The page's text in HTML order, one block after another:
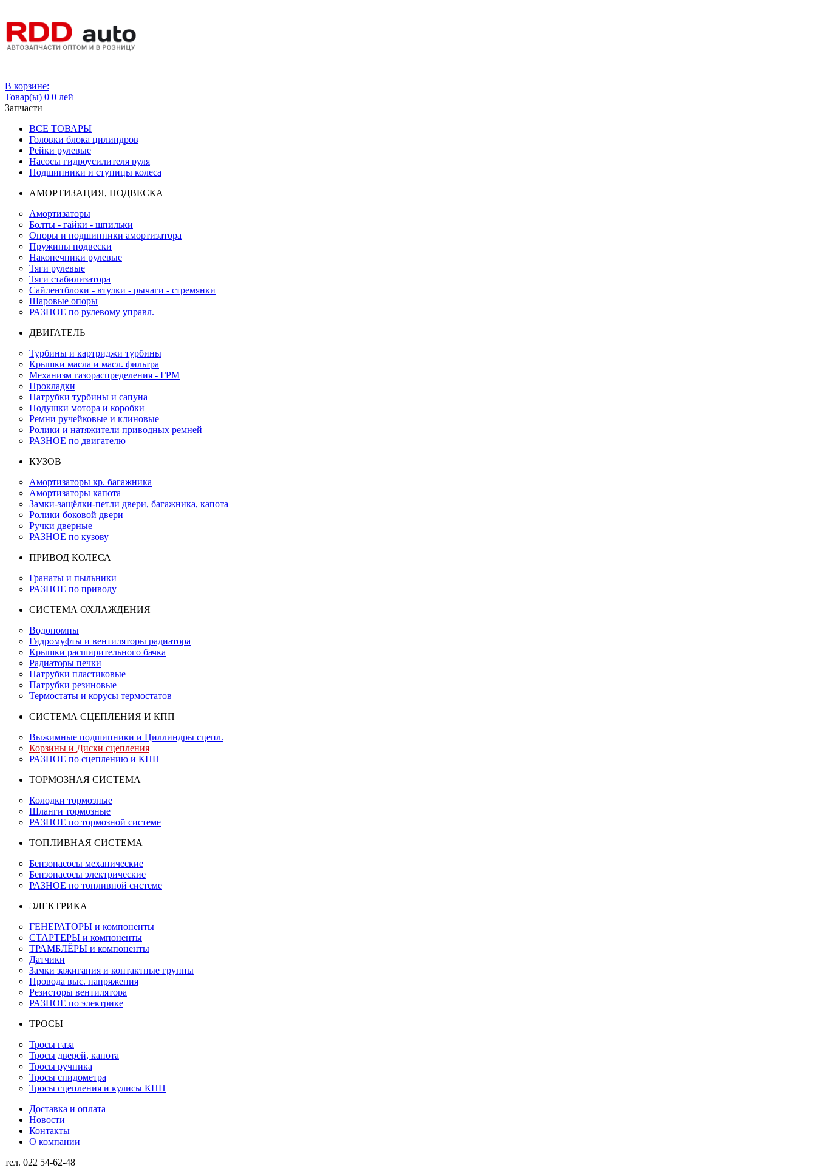
В корзине:
Товар(ы) 0 0 лей
Запчасти
ВСЕ ТОВАРЫ
Головки блока цилиндров
Рейки рулевые
Насосы гидроусилителя руля
Подшипники и ступицы колеса
АМОРТИЗАЦИЯ, ПОДВЕСКА
Амортизаторы
Болты - гайки - шпильки
Опоры и подшипники амортизатора
Пружины подвески
Наконечники рулевые
Тяги рулевые
Тяги стабилизатора
Сайлентблоки - втулки - рычаги - стремянки
Шаровые опоры
РАЗНОЕ по рулевому управл.
ДВИГАТЕЛЬ
Турбины и картриджи турбины
Крышки масла и масл. фильтра
Механизм газораспределения - ГРМ
Прокладки
Патрубки турбины и сапуна
Подушки мотора и коробки
Ремни ручейковые и клиновые
Ролики и натяжители приводных ремней
РАЗНОЕ по двигателю
КУЗОВ
Амортизаторы кр. багажника
Амортизаторы капота
Замки-защёлки-петли двери, багажника, капота
Ролики боковой двери
Ручки дверные
РАЗНОЕ по кузову
ПРИВОД КОЛЕСА
Гранаты и пыльники
РАЗНОЕ по приводу
СИСТЕМА ОХЛАЖДЕНИЯ
Водопомпы
Гидромуфты и вентиляторы радиатора
Крышки расширительного бачка
Радиаторы печки
Патрубки пластиковые
Патрубки резиновые
Термостаты и корусы термостатов
СИСТЕМА СЦЕПЛЕНИЯ И КПП
Выжимные подшипники и Циллиндры сцепл.
Корзины и Диски сцепления
РАЗНОЕ по сцеплению и КПП
ТОРМОЗНАЯ СИСТЕМА
Колодки тормозные
Шланги тормозные
РАЗНОЕ по тормозной системе
ТОПЛИВНАЯ СИСТЕМА
Бензонасосы механические
Бензонасосы электрические
РАЗНОЕ по топливной системе
ЭЛЕКТРИКА
ГЕНЕРАТОРЫ и компоненты
СТАРТЕРЫ и компоненты
ТРАМБЛЁРЫ и компоненты
Датчики
Замки зажигания и контактные группы
Провода выс. напряжения
Резисторы вентилятора
РАЗНОЕ по электрике
ТРОСЫ
Тросы газа
Тросы дверей, капота
Тросы ручника
Тросы спидометра
Тросы сцепления и кулисы КПП
Доставка и оплата
Новости
Контакты
О компании
тел. 022 54-62-48